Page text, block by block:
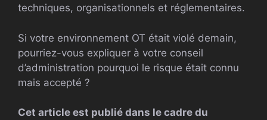
techniques, organisationnels et réglementaires.
Si votre environnement OT était violé demain,
pourriez-vous expliquer à votre conseil
d’administration pourquoi le risque était connu
mais accepté ?
Cet article est publié dans le cadre du